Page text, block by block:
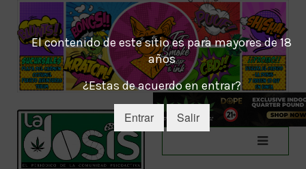
El contenido de este sitio es para mayores de 18
años
¿Estas de acuerdo en entrar?
Entrar Salir